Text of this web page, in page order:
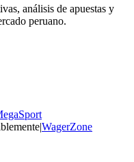
análisis de apuestas y
peruano.
|WagerZone